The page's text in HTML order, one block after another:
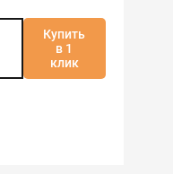
Купить
в 1
клик